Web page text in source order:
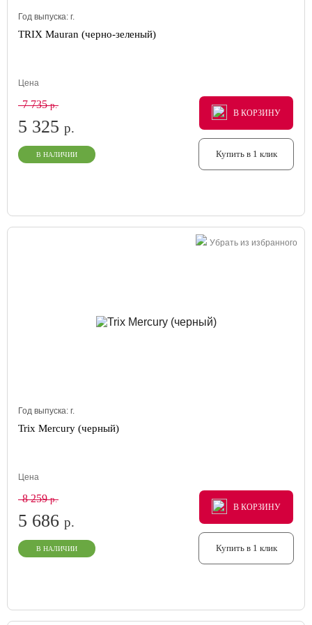
Год выпуска: г.
TRIX Mauran (черно-зеленый)
Цена
7 735р.
5 325 р.
В НАЛИЧИИ
В КОРЗИНУ
В КОРЗИНУ
В КОРЗИНУ
Купить в 1 клик
Убрать из избранного
Год выпуска: г.
Trix Mercury (черный)
Цена
8 259р.
5 686 р.
В НАЛИЧИИ
В КОРЗИНУ
В КОРЗИНУ
В КОРЗИНУ
Купить в 1 клик